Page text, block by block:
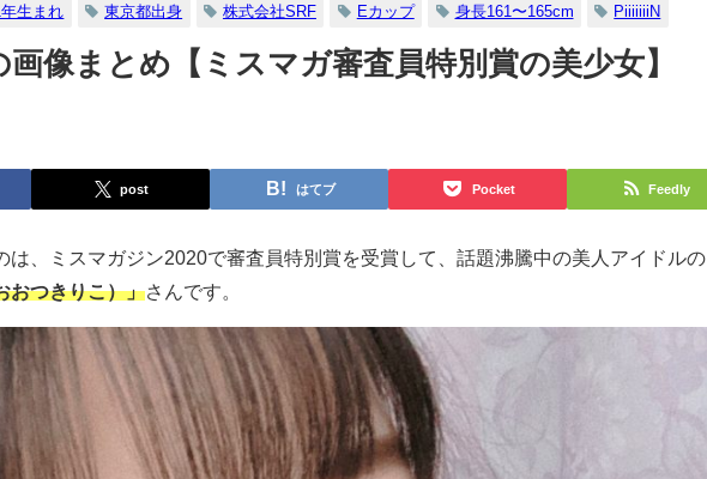
生まれ 東京都出身 株式会社SRF Eカップ 身長161〜165cm PiiiiiiiN
画像まとめ【ミスマガ審査員特別賞の美少女】
post はてブ Pocket Feedly
は、ミスマガジン2020で審査員特別賞を受賞して、話題沸騰中の美人アイドルの
おつきりこ）」さんです。